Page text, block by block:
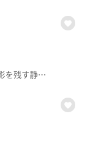
■放送 2024年11月6日放送紅葉の名所・栗駒山周辺のおすすめスポット！昭和の面影を残す静かな山あいの秘湯と、そば街道復活を目指すそば屋のこだわり十割そばを紹介。